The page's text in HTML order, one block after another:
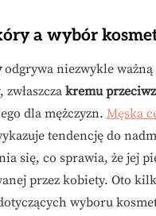
a wybór
odgrywa niezwykle
kremu
dla mężczyzn. Męska
tendencję do
się, co sprawia, że jej
przez kobiety. Oto
wyboru